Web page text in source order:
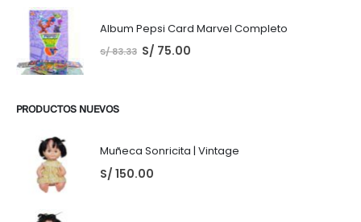
Album Pepsi Card Marvel Completo
S/83.33 S/ 75.00
PRODUCTOS NUEVOS
Muñeca Sonricita | Vintage
S/ 150.00